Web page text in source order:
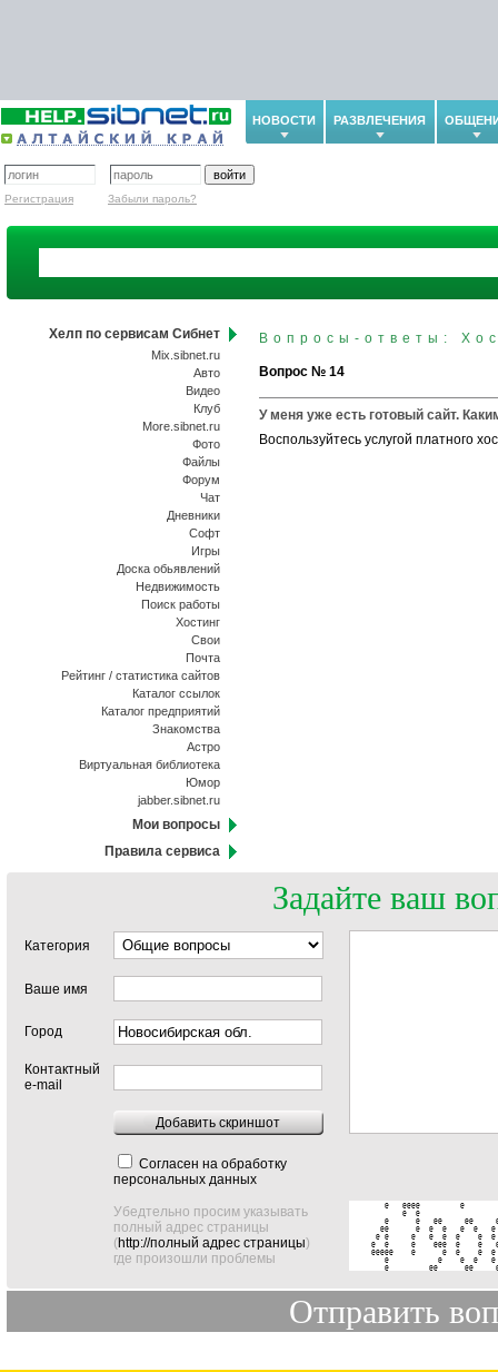
НОВОСТИ РАЗВЛЕЧЕНИЯ
Регистрация Забыли пароль?
Хелп по сервисам Сибнет
Mix.sibnet.ru
Авто
Видео
Клуб
More.sibnet.ru
Фото
Файлы
Форум
Чат
Дневники
Софт
Игры
Доска обьявлений
Недвижимость
Поиск работы
Хостинг
Свои
Почта
Рейтинг / статистика сайтов
Каталог ссылок
Каталог предприятий
Знакомства
Астро
Виртуальная библиотека
Юмор
jabber.sibnet.ru
Мои вопросы
Правила сервиса
Вопросы-ответы:
Вопрос № 14
У меня уже есть готовый сайт.
Воспользуйтесь услугой платного
Задайте ваш
Категория
Ваше имя
Город
Контактный
e-mail
Добавить скриншот
Согласен на обработку
персональных данных
Убедтельно просим указывать
полный адрес страницы
(http://полный адрес страницы)
где произошли проблемы
@   @@@@         @
@  @
@      @   @@     @@
@@      @  @  @   @  @
@ @     @   @  @  @    @
@  @     @    @@@  @    @
@@@@@    @      @  @    @
@           @    @
@         @@      @@